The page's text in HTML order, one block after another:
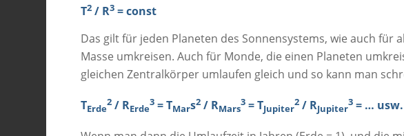
T2 / R3 = const
Das gilt für jeden Planeten des Sonnensystems, wie auch für
Masse umkreisen. Auch für Monde, die einen Planeten
gleichen Zentralkörper umlaufen gleich und so kann man
TErde
2 / RErde
3 = TMars2 / RMars
3 = TJupiter
2 / RJupiter
3 = … usw.